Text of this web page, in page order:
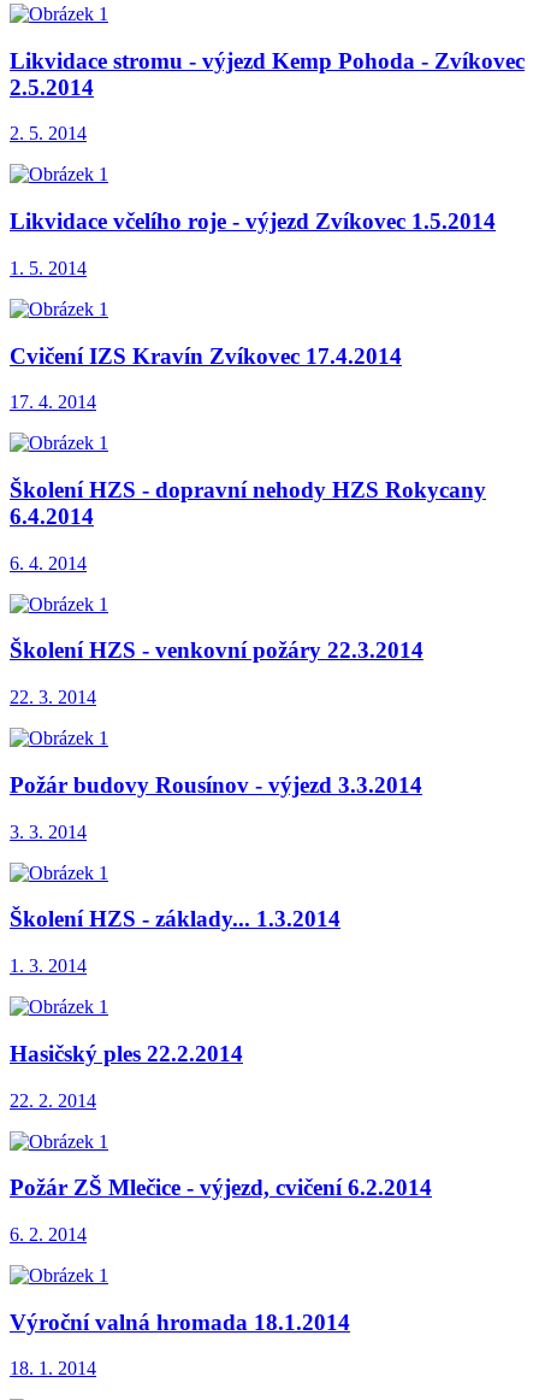
Likvidace stromu - výjezd Kemp Pohoda - Zvíkovec
2.5.2014
2. 5. 2014
Likvidace včelího roje - výjezd Zvíkovec 1.5.2014
1. 5. 2014
Cvičení IZS Kravín Zvíkovec 17.4.2014
17. 4. 2014
Školení HZS - dopravní nehody HZS Rokycany
6.4.2014
6. 4. 2014
Školení HZS - venkovní požáry 22.3.2014
22. 3. 2014
Požár budovy Rousínov - výjezd 3.3.2014
3. 3. 2014
Školení HZS - základy... 1.3.2014
1. 3. 2014
Hasičský ples 22.2.2014
22. 2. 2014
Požár ZŠ Mlečice - výjezd, cvičení 6.2.2014
6. 2. 2014
Výroční valná hromada 18.1.2014
18. 1. 2014